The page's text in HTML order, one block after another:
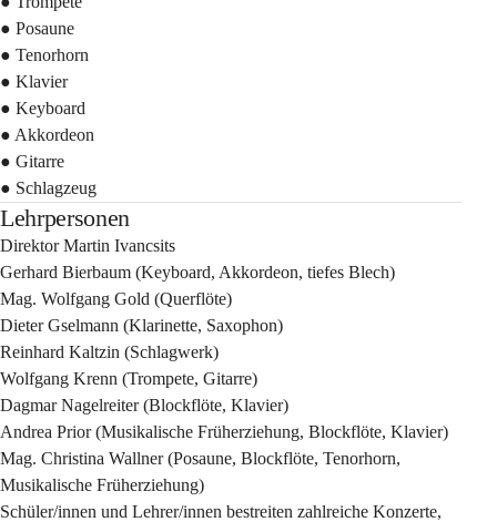
● Posaune
● Tenorhorn
● Klavier
● Keyboard
● Akkordeon
● Gitarre
● Schlagzeug
Lehrpersonen
Direktor Martin Ivancsits
Gerhard Bierbaum (Keyboard, Akkordeon, tiefes Blech)
Mag. Wolfgang Gold (Querflöte)
Dieter Gselmann (Klarinette, Saxophon)
Reinhard Kaltzin (Schlagwerk)
Wolfgang Krenn (Trompete, Gitarre)
Dagmar Nagelreiter (Blockflöte, Klavier)
Andrea Prior (Musikalische Früherziehung, Blockflöte, Klavier)
Mag. Christina Wallner (Posaune, Blockflöte, Tenorhorn,
Musikalische Früherziehung)
Schüler/innen und Lehrer/innen bestreiten zahlreiche Konzerte,